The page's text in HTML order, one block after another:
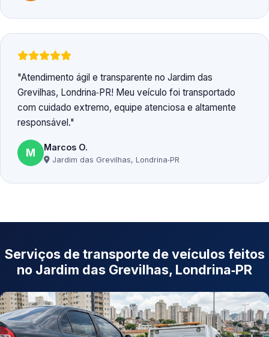
Atendimento ágil e transparente no Jardim das
Grevilhas, Londrina‑PR! Meu veículo foi transportado
com cuidado extremo, equipe atenciosa e altamente
responsável.
M Marcos O.
Jardim das Grevilhas, Londrina‑PR
Serviços de transporte de veículos feitos
no Jardim das Grevilhas, Londrina‑PR